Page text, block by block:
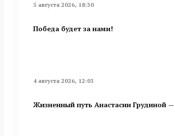
5 августа 2026, 18:30
Победа будет за нами!
4 августа 2026, 12:03
Жизненный путь Анастасии Грудиной